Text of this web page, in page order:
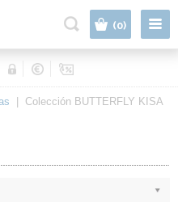
(0)
Colección BUTTERFLY KISA